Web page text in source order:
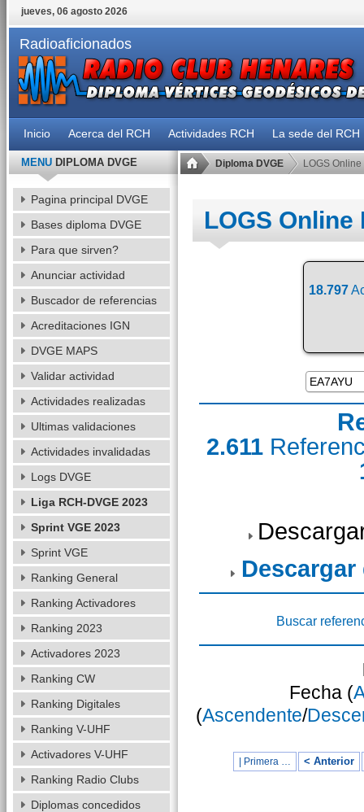
jueves, 06 agosto 2026
Radioaficionados
Inicio Acerca del RCH Actividades RCH La sede del RCH
Diploma DVGE LOGS Online
LOGS Online
18.797
2.611
Descargar
Buscar
Fecha (
(Ascendente/
| Primera … < Anterior
MENUDIPLOMA DVGE
Pagina principal DVGE
Bases diploma DVGE
Para que sirven?
Anunciar actividad
Buscador de referencias
Acreditaciones IGN
DVGE MAPS
Validar actividad
Actividades realizadas
Ultimas validaciones
Actividades invalidadas
Logs DVGE
Liga RCH-DVGE 2023
Sprint VGE 2023
Sprint VGE
Ranking General
Ranking Activadores
Ranking 2023
Activadores 2023
Ranking CW
Ranking Digitales
Ranking V-UHF
Activadores V-UHF
Ranking Radio Clubs
Diplomas concedidos